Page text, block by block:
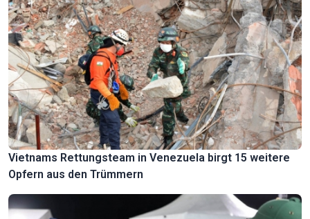
Vietnams Rettungsteam in Venezuela birgt 15 weitere
Opfern aus den Trümmern